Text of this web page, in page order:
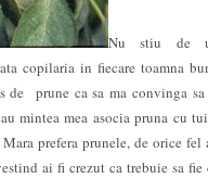
Nu stiu de
copilaria in fiecare toamna
prune ca sa ma convinga sa
mintea mea asocia pruna cu
prefera prunele, de orice fel
ai fi crezut ca trebuie sa fie